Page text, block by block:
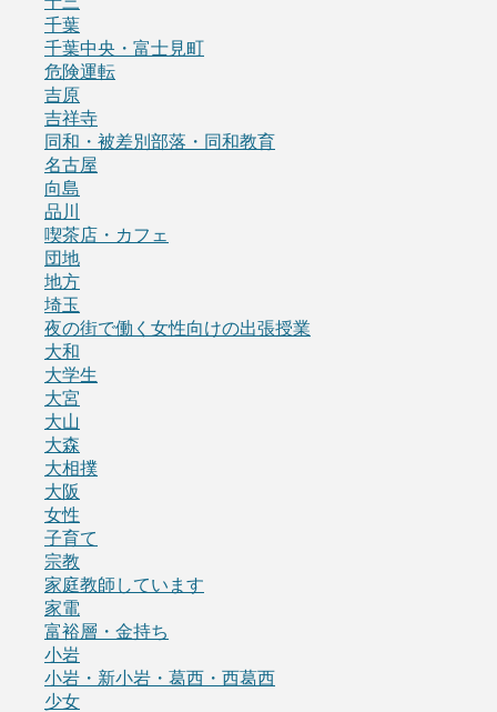
千葉
千葉中央・富士見町
危険運転
吉原
吉祥寺
同和・被差別部落・同和教育
名古屋
向島
品川
喫茶店・カフェ
団地
地方
埼玉
夜の街で働く女性向けの出張授業
大和
大学生
大宮
大山
大森
大相撲
大阪
女性
子育て
宗教
家庭教師しています
家電
富裕層・金持ち
小岩
小岩・新小岩・葛西・西葛西
少女